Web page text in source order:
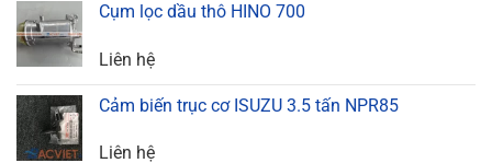
Cụm lọc dầu thô HINO 700
Liên hệ
Cảm biến trục cơ ISUZU 3.5 tấn NPR85
Liên hệ